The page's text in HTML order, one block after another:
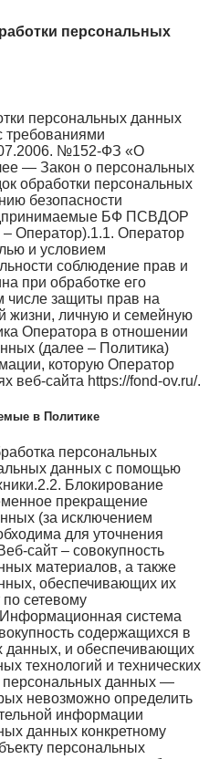
персональных
персональных данных
требованиями
№152-ФЗ «О
— Закон о персональных
обработки персональных
безопасности
БФ ПСВДОР
Оператор
и условием
соблюдение прав и
при обработке его
числе защиты прав на
жизни, личную и семейную
Оператора в отношении
(далее – Политика)
которую Оператор
веб-сайта https://fond-ov.ru/.
в Политике
персональных
данных с помощью
Блокирование
прекращение
(за исключением
для уточнения
сайт – совокупность
материалов, а также
обеспечивающих их
по сетевому
система
содержащихся в
данных, и обеспечивающих
технологий и технических
персональных данных —
невозможно определить
информации
данных конкретному
персональных